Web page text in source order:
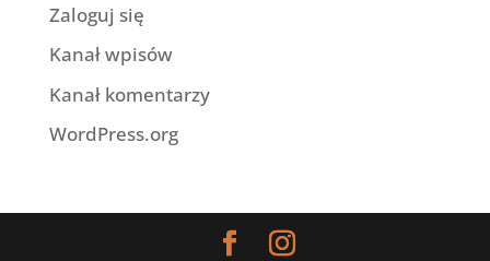
Zaloguj się
Kanał wpisów
Kanał komentarzy
WordPress.org